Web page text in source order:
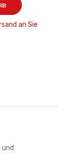
an Sie